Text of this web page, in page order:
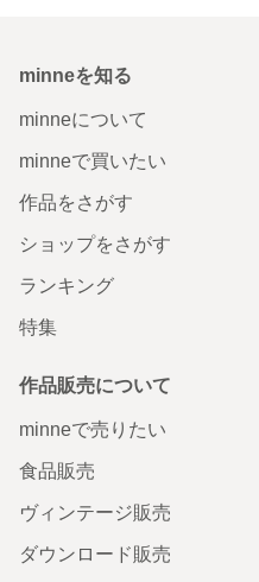
minneを知る
minneについて
minneで買いたい
作品をさがす
ショップをさがす
ランキング
特集
作品販売について
minneで売りたい
食品販売
ヴィンテージ販売
ダウンロード販売